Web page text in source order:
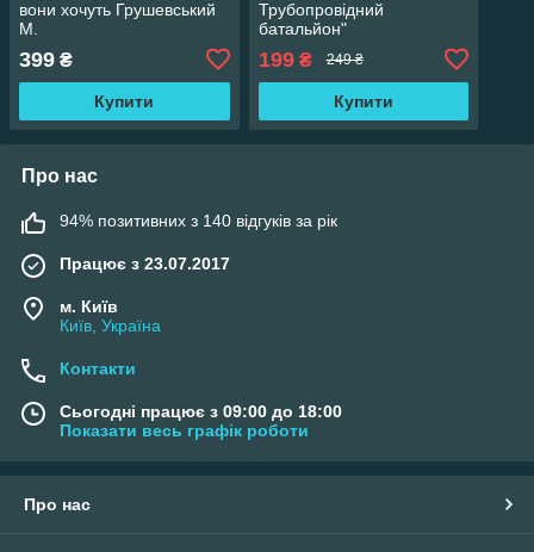
вони хочуть Грушевський
М.
399 ₴
Купити
Трубопровідний
батальйон"
199₴ 249 ₴
Купити
Про нас
94% позитивних з 140 відгуків за рік
Працює з 23.07.2017
м. Київ
Київ, Україна
Контакти
Сьогодні працює з 09:00 до 18:00
Показати весь графік роботи
Про нас